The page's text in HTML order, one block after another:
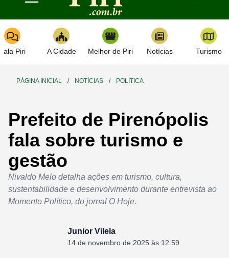
Toggle navigation
Piri A Cidade Melhor de Piri Notícias Turismo
PÁGINA INICIAL / NOTÍCIAS / POLÍTICA
Prefeito de Pirenópolis
fala sobre turismo e
gestão
Nivaldo Melo detalha ações em turismo, cultura,
sustentabilidade e desenvolvimento durante entrevista ao
Momento Político, do jornal O Hoje.
Junior Vilela
14 de novembro de 2025 às 12:59